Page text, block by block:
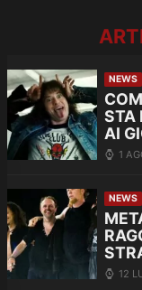
NEWS
STA
AI
1
NEWS
12